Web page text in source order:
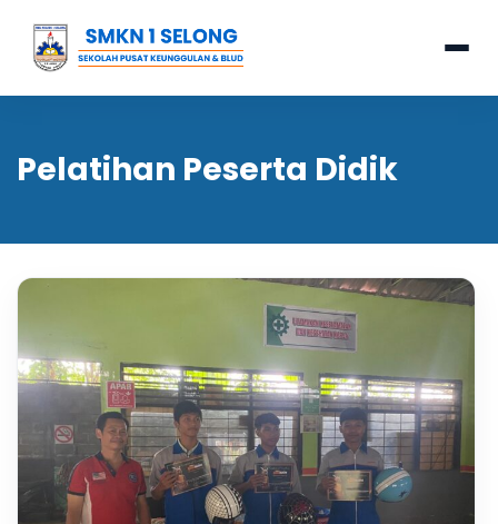
Pelatihan Peserta Didik